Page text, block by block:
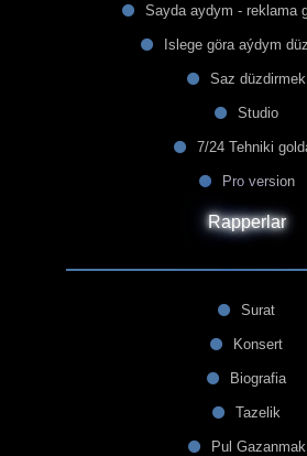
Sayda aydym - reklama
Islege göra aýdym
Saz düzdirmek
Studio
7/24 Tehniki
Pro version
Rapperlar
Surat
Konsert
Biografia
Tazelik
Pul Gazanmak